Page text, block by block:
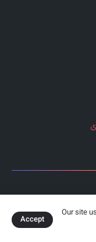
Our site
Accept